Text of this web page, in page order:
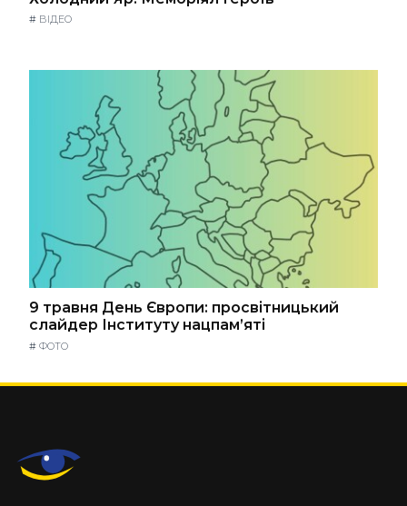
# ВІДЕО
9 травня День Європи: просвітницький
слайдер Інституту нацпам’яті
# ФОТО